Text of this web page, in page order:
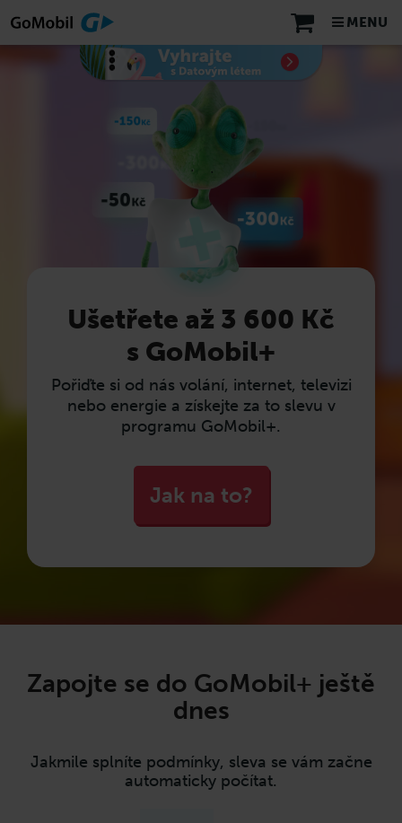
MENU
Ušetřete až 3 600 Kč
s GoMobil+
Pořiďte si od nás volání, internet, televizi
nebo energie a získejte za to slevu v
programu GoMobil+.
Jak na to?
Zapojte se do GoMobil+ ještě
dnes
Jakmile splníte podmínky, sleva se vám začne
automaticky počítat.